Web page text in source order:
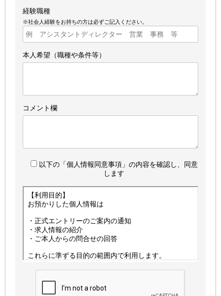
経験職種
※社会人経験をお持ちの方は必ずご記入ください。
本人希望（職種や条件等）
コメント欄
以下の「個人情報同意事項」の内容を確認し、同意
します